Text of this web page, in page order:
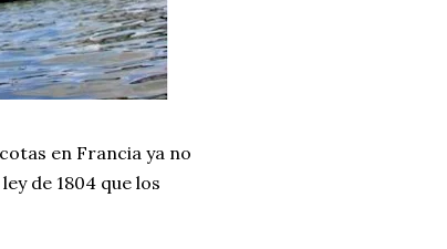
en Francia ya no
de 1804 que los